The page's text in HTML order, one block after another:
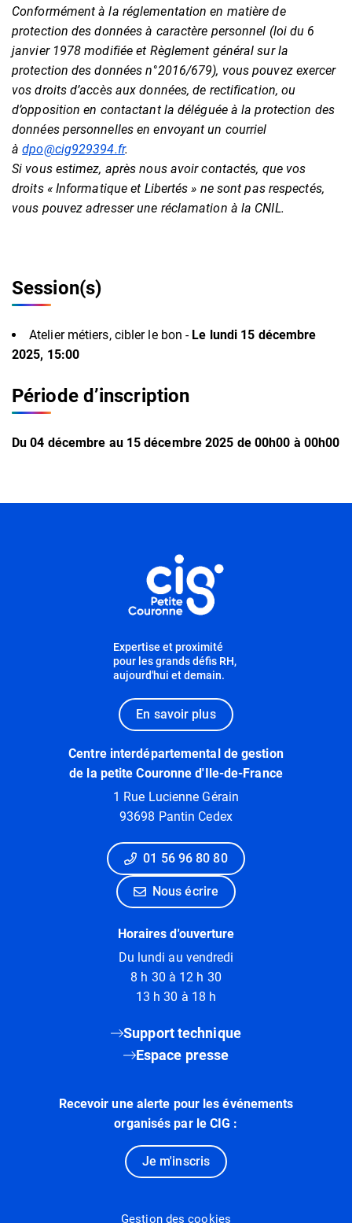
Conformément à la réglementation en matière de
protection des données à caractère personnel (loi du 6
janvier 1978 modifiée et Règlement général sur la
protection des données n°2016/679), vous pouvez exercer
vos droits d’accès aux données, de rectification, ou
d’opposition en contactant la déléguée à la protection des
données personnelles en envoyant un courriel
àdpo@cig929394.fr.
Si vous estimez, après nous avoir contactés, que vos
droits « Informatique et Libertés » ne sont pas respectés,
vous pouvez adresser une réclamation à la CNIL.
Session(s)
Atelier métiers, cibler le bon - Le lundi 15 décembre
2025, 15:00
Période d’inscription
Du04 décembre au 15 décembre 2025 de 00h00 à 00h00
Expertise et proximité
pour les grands défis RH,
aujourd'hui et demain.
En savoir plus
Centre interdépartemental de gestion
de la petite Couronne d'Ile-de-France
1 Rue Lucienne Gérain
93698 Pantin Cedex
01 56 96 80 80
Nous écrire
Horaires d'ouverture
Du lundi au vendredi
8 h 30 à 12 h 30
13 h 30 à 18 h
Support technique
Espace presse
Recevoir une alerte pour les événements
organisés par le CIG :
Je m'inscris
Gestion des cookies